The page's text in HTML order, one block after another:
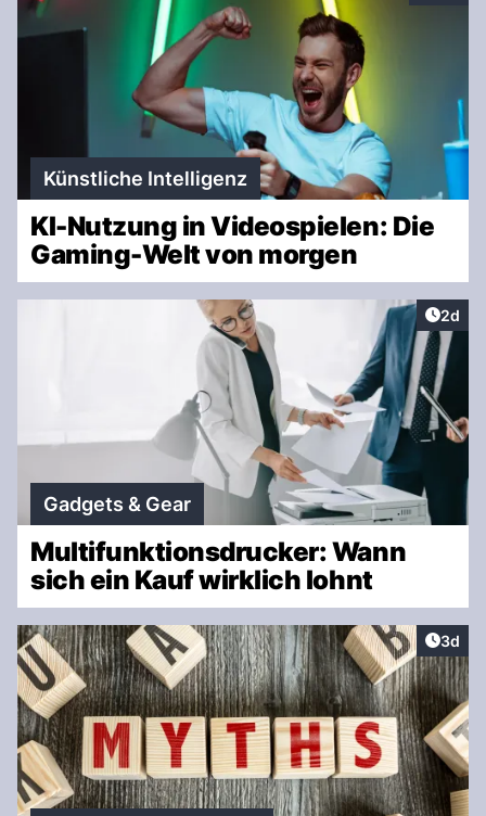
Künstliche Intelligenz
KI-Nutzung in Videospielen: Die
Gaming-Welt von morgen
2d
Gadgets & Gear
Multifunktionsdrucker: Wann
sich ein Kauf wirklich lohnt
3d